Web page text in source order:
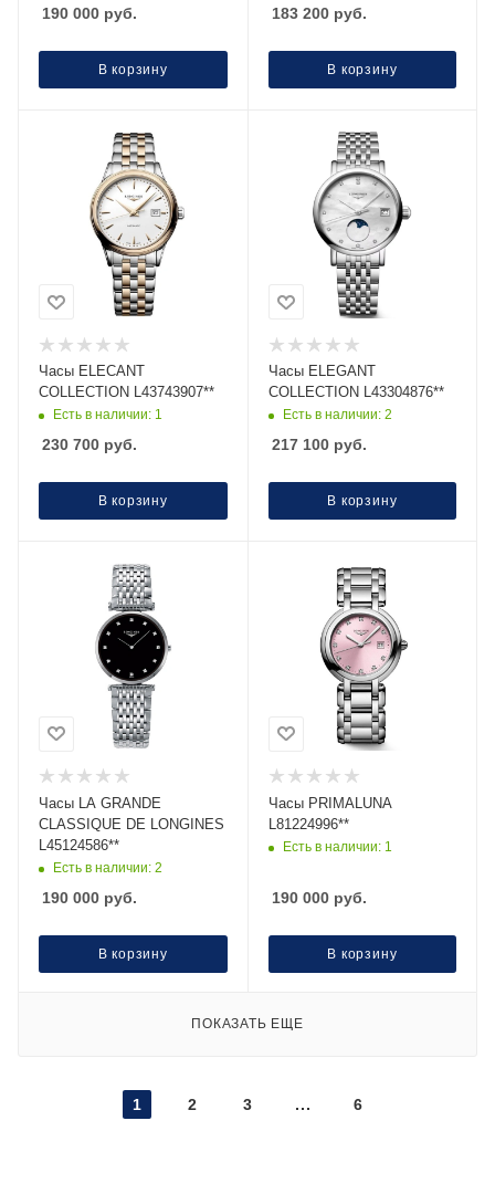
190 000 руб.
В корзину
183 200руб.
В корзину
Часы ELECANT
COLLECTION L43743907**
Есть в наличии: 1
230 700 руб.
В корзину
Часы ELEGANT
COLLECTION L43304876**
Есть в наличии: 2
217 100руб.
В корзину
Часы LA GRANDE
CLASSIQUE DE LONGINES
L45124586**
Есть в наличии: 2
190 000 руб.
В корзину
Часы PRIMALUNA
L81224996**
Есть в наличии: 1
190 000руб.
В корзину
ПОКАЗАТЬ ЕЩЕ
1 2 3 6